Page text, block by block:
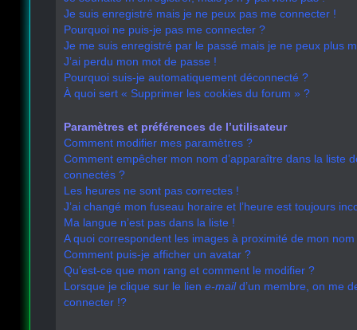
Je suis enregistré mais je ne peux pas me connecter !
Pourquoi ne puis-je pas me connecter ?
Je me suis enregistré par le passé mais je ne peux plus
J’ai perdu mon mot de passe !
Pourquoi suis-je automatiquement déconnecté ?
À quoi sert « Supprimer les cookies du forum » ?
Paramètres et préférences de l’utilisateur
Comment modifier mes paramètres ?
Comment empêcher mon nom d’apparaître dans la liste
connectés ?
Les heures ne sont pas correctes !
J’ai changé mon fuseau horaire et l’heure est toujours
Ma langue n’est pas dans la liste !
A quoi correspondent les images à proximité de mon nom
Comment puis-je afficher un avatar ?
Qu’est-ce que mon rang et comment le modifier ?
Lorsque je clique sur le lien e-maild’un membre, on me
connecter !?